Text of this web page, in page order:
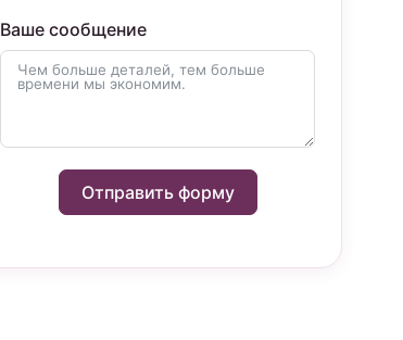
Ваше сообщение
Отправить форму